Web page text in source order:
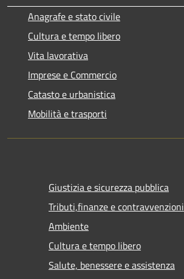
Anagrafe e stato civile
Cultura e tempo libero
Vita lavorativa
Imprese e Commercio
Catasto e urbanistica
Mobilità e trasporti
Giustizia e sicurezza pubblica
Tributi,finanze e contravvenzioni
Ambiente
Cultura e tempo libero
Salute, benessere e assistenza